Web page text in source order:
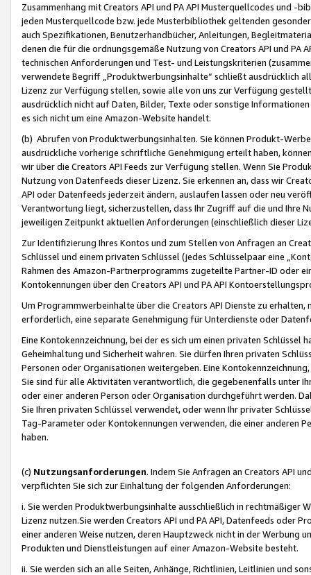
Zusammenhang mit Creators API und PA API Musterquellcodes und
jeden Musterquellcode bzw. jede Musterbibliothek geltenden
auch Spezifikationen, Benutzerhandbücher, Anleitungen,
denen die für die ordnungsgemäße Nutzung von Creators API und PA
technischen Anforderungen und Test- und Leistungskriterien
verwendete Begriff „Produktwerbungsinhalte“ schließt ausdrücklich
Lizenz zur Verfügung stellen, sowie alle von uns zur Verfügung
ausdrücklich nicht auf Daten, Bilder, Texte oder sonstige
es sich nicht um eine Amazon-Website handelt.
(b) Abrufen von Produktwerbungsinhalten. Sie können Produkt-
ausdrückliche vorherige schriftliche Genehmigung erteilt haben,
wir über die Creators API Feeds zur Verfügung stellen. Wenn Sie
Nutzung von Datenfeeds dieser Lizenz. Sie erkennen an, dass wir
API oder Datenfeeds jederzeit ändern, auslaufen lassen oder neu
Verantwortung liegt, sicherzustellen, dass Ihr Zugriff auf die und Ihre
jeweiligen Zeitpunkt aktuellen Anforderungen (einschließlich dieser
Zur Identifizierung Ihres Kontos und zum Stellen von Anfragen an
Schlüssel und einem privaten Schlüssel (jedes Schlüsselpaar eine
Rahmen des Amazon-Partnerprogramms zugeteilte Partner-ID oder
Kontokennungen über den Creators API und PA API
Um Programmwerbeinhalte über die Creators API Dienste zu
erforderlich, eine separate Genehmigung für Unterdienste oder
Eine Kontokennzeichnung, bei der es sich um einen privaten
Geheimhaltung und Sicherheit wahren. Sie dürfen Ihren privaten
Personen oder Organisationen weitergeben. Eine
Sie sind für alle Aktivitäten verantwortlich, die gegebenenfalls unter
oder einer anderen Person oder Organisation durchgeführt werden.
Sie Ihren privaten Schlüssel verwendet, oder wenn Ihr privater
Tag-Parameter oder Kontokennungen verwenden, die einer anderen
haben.
(c) Nutzungsanforderungen. Indem Sie Anfragen an Creators API
verpflichten Sie sich zur Einhaltung der folgenden Anforderungen:
i. Sie werden Produktwerbungsinhalte ausschließlich in rechtmäßiger
Lizenz nutzen.Sie werden Creators API und PA API, Datenfeeds oder
einer anderen Weise nutzen, deren Hauptzweck nicht in der Werbung
Produkten und Dienstleistungen auf einer Amazon-Website besteht.
ii. Sie werden sich an alle Seiten, Anhänge, Richtlinien, Leitlinien und